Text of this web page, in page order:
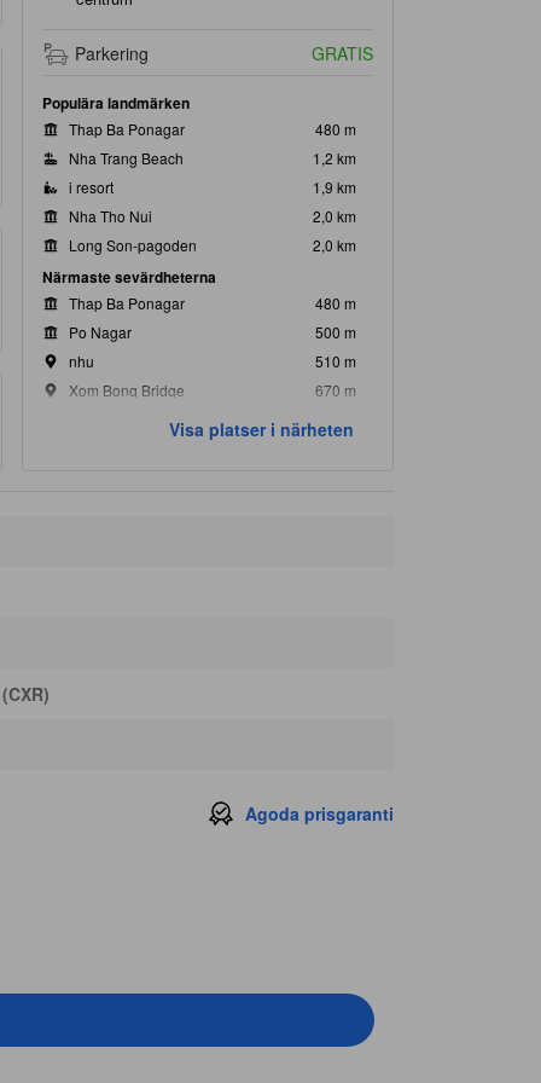
Parkering GRATIS
Populära landmärken
Thap Ba Ponagar
480 m
Nha Trang Beach
1,2 km
i resort
1,9 km
Nha Tho Nui
2,0 km
Long Son-pagoden
2,0 km
Närmaste sevärdheterna
Thap Ba Ponagar
480 m
Po Nagar
500 m
nhu
510 m
Xom Bong Bridge
670 m
Tran Phu BridgeVisa platser i närheten
Agoda prisgaranti